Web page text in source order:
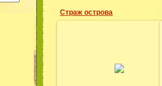
Страж острова